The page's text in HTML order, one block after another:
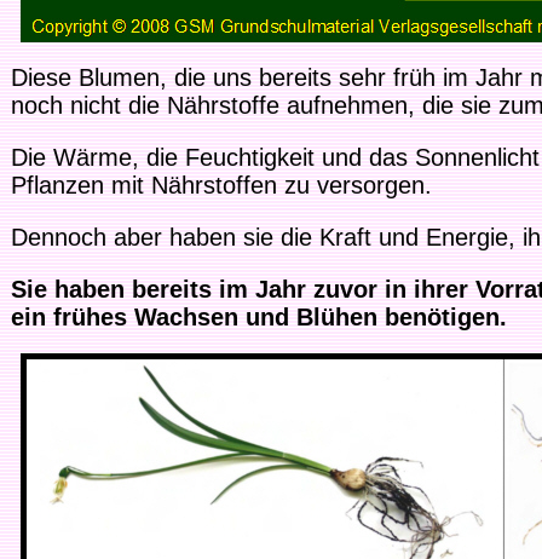
Diese Blumen, die uns bereits sehr früh im Jahr
noch nicht die Nährstoffe aufnehmen, die sie
Die Wärme, die Feuchtigkeit und das
Pflanzen mit Nährstoffen zu versorgen.
Dennoch aber haben sie die Kraft und Energie,
Sie haben bereits im Jahr zuvor in ihrer
ein frühes Wachsen und Blühen benötigen.